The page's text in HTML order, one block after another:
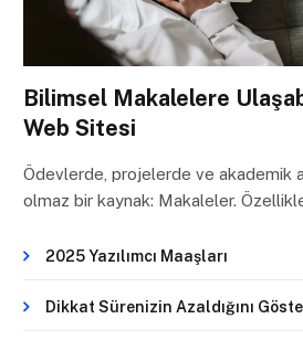
Bilimsel Makalelere
Web Sitesi
Ödevlerde, projelerde ve akademik
olmaz bir kaynak: Makaleler.
2025 Yazılımcı Maaşları
Dikkat Sürenizin Azaldığını